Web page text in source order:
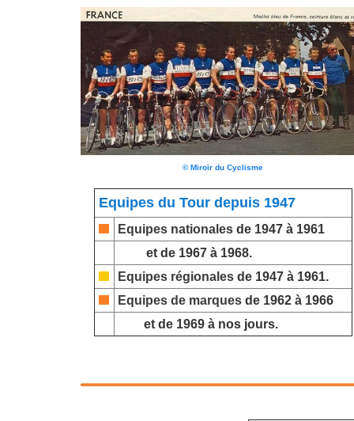
© Miroir du Cyclisme
Equipes du Tour depuis 1947
Equipes nationalesde 1947 à 1961
et de 1967 à 1968.
Equipes régionalesde 1947 à 1961.
Equipes de marquesde 1962 à 1966
et de 1969 à nos jours.